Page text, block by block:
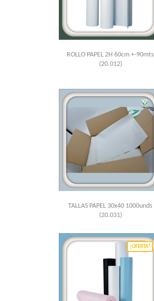
ROLLO PAPEL 2H 60cm +-90mts
(20.012)
TALLAS PAPEL 30x40 1000unds
(20.031)
¡OFERTA!